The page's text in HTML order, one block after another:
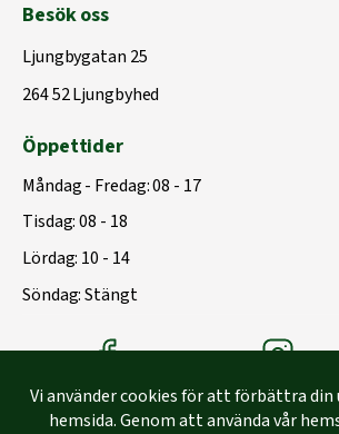
Besök oss
Ljungbygatan 25
264 52 Ljungbyhed
Öppettider
Måndag - Fredag: 08 - 17
Tisdag: 08 - 18
Lördag: 10 - 14
Söndag: Stängt
Träbolagets FacebookTräbolagets